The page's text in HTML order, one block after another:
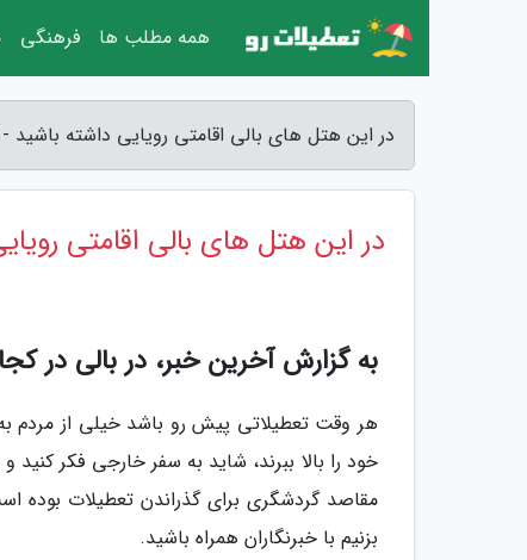
در این هتل های بالی اقامتی رویایی داشته باشید
در این هتل های بالی اقامتی
به گزارش آخرین خبر، در بالی در
هر وقت تعطیلاتی پیش رو باشد خیلی از مردم به
خود را بالا ببرند، شاید به سفر خارجی فکر کنید
مقاصد گردشگری برای گذراندن تعطیلات بوده
بزنیم با خبرنگاران همراه باشید.
همه مطلب ها فرهنگی